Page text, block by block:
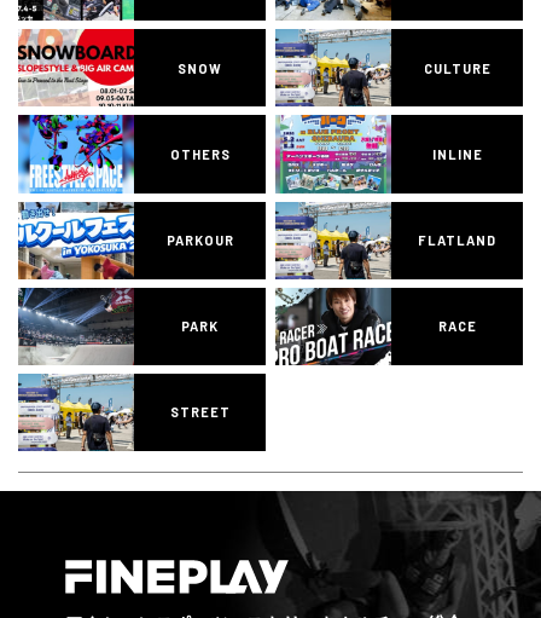
SNOW CULTURE
OTHERS INLINE
PARKOUR FLATLAND
PARK RACE
STREET